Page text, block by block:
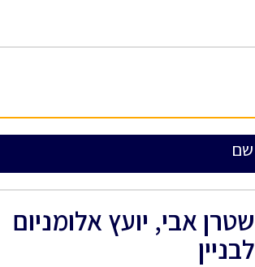
שם
שטרן אבי, יועץ אלומניום
לבניין